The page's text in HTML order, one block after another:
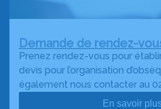
Demande de rendez-
Prenez rendez-vous pour
devis pour l’organisation
également nous contacter au
En savoir